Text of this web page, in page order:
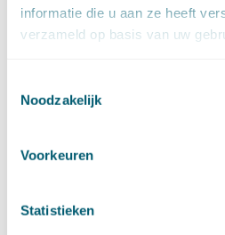
informatie die u aan ze heeft
verzameld op basis van uw
Noodzakelijk
Voorkeuren
Statistieken
Vervoersrecht(28)
Verzekeringsrecht(85)
juli (7)